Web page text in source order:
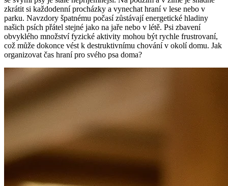
zkrátit si každodenní procházky a vynechat hraní v lese nebo v
parku. Navzdory špatnému počasí zůstávají energetické hladiny
našich psích přátel stejné jako na jaře nebo v létě. Psi zbavení
obvyklého množství fyzické aktivity mohou být rychle frustrovaní,
což může dokonce vést k destruktivnímu chování v okolí domu. Jak
organizovat čas hraní pro svého psa doma?